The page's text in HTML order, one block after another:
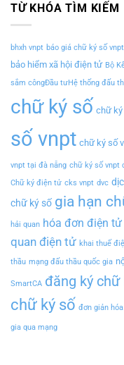
TỪ KHÓA TÌM KIẾM
bhxh vnpt báo giá chữ ký số vnpt
bảo hiểm xã hội điện tử Bộ
sắm côngĐầu tưHệ thống đấu
chữ ký số chữ
số vnpt chữ ký số
vnpt tại đà nẵng chữ ký số vnpt
Chữ ký điện tử cks vnpt dvc
chữ ký số gia hạn
hải quan hóa đơn điện tử
quan điện tử khai thuế
thầu mạng đấu thầu quốc gia
SmartCA đăng ký chữ
chữ ký số đơn giản
gia qua mạng